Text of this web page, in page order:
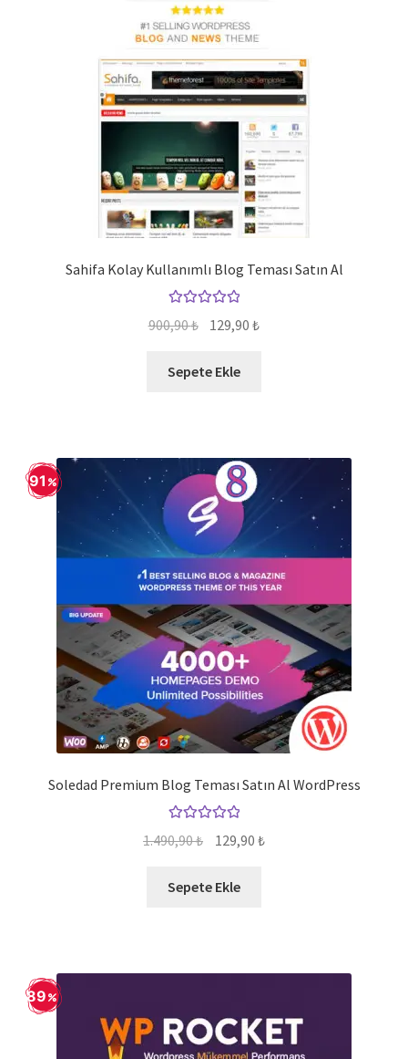
Sahifa Kolay Kullanımlı Blog Teması Satın Al
oy aldı
900,90₺ Orijinal
900,90 ₺.
129,90₺Şu
Sepete Ekle
Soledad Premium Blog Teması Satın Al WordPress
5.00
91
1.490,90₺
Orijinal
1.490,90 ₺.
129,90 ₺Şu
Sepete Ekle
89